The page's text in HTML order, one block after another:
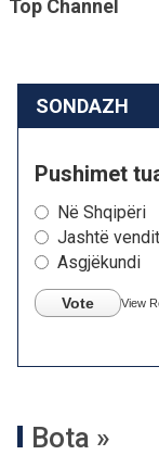
Top Channel
SONDAZH
Pushimet
Në Shqipëri
Jashtë vendit
Asgjëkundi
Vote View
Bota »